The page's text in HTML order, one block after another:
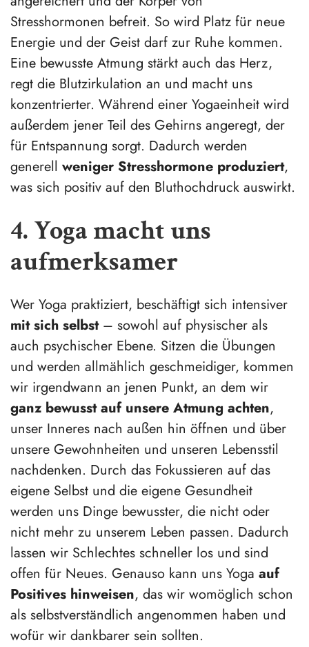
Stresshormonen befreit. So wird Platz für neue
Energie und der Geist darf zur Ruhe kommen.
Eine bewusste Atmung stärkt auch das Herz,
regt die Blutzirkulation an und macht uns
konzentrierter. Während einer Yogaeinheit wird
außerdem jener Teil des Gehirns angeregt, der
für Entspannung sorgt. Dadurch werden
generell weniger Stresshormone produziert,
was sich positiv auf den Bluthochdruck auswirkt.
4. Yoga macht uns
aufmerksamer
Wer Yoga praktiziert, beschäftigt sich intensiver
mit sich selbst – sowohl auf physischer als
auch psychischer Ebene. Sitzen die Übungen
und werden allmählich geschmeidiger, kommen
wir irgendwann an jenen Punkt, an dem wir
ganz bewusst auf unsere Atmung achten,
unser Inneres nach außen hin öffnen und über
unsere Gewohnheiten und unseren Lebensstil
nachdenken. Durch das Fokussieren auf das
eigene Selbst und die eigene Gesundheit
werden uns Dinge bewusster, die nicht oder
nicht mehr zu unserem Leben passen. Dadurch
lassen wir Schlechtes schneller los und sind
offen für Neues. Genauso kann uns Yoga auf
Positives hinweisen, das wir womöglich schon
als selbstverständlich angenommen haben und
wofür wir dankbarer sein sollten.